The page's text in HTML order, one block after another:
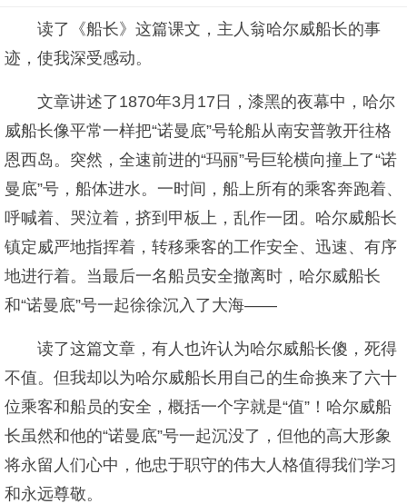
读了《船长》这篇课文，主人翁哈尔威船长的事
迹，使我深受感动。
文章讲述了1870年3月17日，漆黑的夜幕中，哈尔
威船长像平常一样把“诺曼底”号轮船从南安普敦开往格
恩西岛。突然，全速前进的“玛丽”号巨轮横向撞上了“诺
曼底”号，船体进水。一时间，船上所有的乘客奔跑着、
呼喊着、哭泣着，挤到甲板上，乱作一团。哈尔威船长
镇定威严地指挥着，转移乘客的工作安全、迅速、有序
地进行着。当最后一名船员安全撤离时，哈尔威船长
和“诺曼底”号一起徐徐沉入了大海——
读了这篇文章，有人也许认为哈尔威船长傻，死得
不值。但我却以为哈尔威船长用自己的生命换来了六十
位乘客和船员的安全，概括一个字就是“值”！哈尔威船
长虽然和他的“诺曼底”号一起沉没了，但他的高大形象
将永留人们心中，他忠于职守的伟大人格值得我们学习
和永远尊敬。